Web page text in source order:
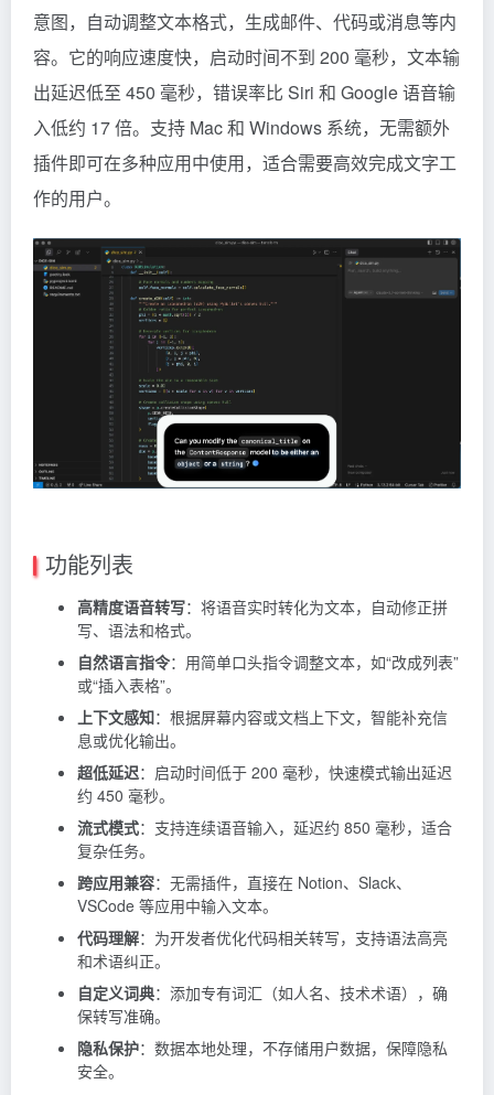
意图，自动调整文本格式，生成邮件、代码或消息等内
容。它的响应速度快，启动时间不到 200 毫秒，文本输
出延迟低至 450 毫秒，错误率比 Siri 和 Google 语音输
入低约 17 倍。支持 Mac 和 Windows 系统，无需额外
插件即可在多种应用中使用，适合需要高效完成文字工
作的用户。
功能列表
高精度语音转写：将语音实时转化为文本，自动修正拼
写、语法和格式。
自然语言指令：用简单口头指令调整文本，如“改成列表”
或“插入表格”。
上下文感知：根据屏幕内容或文档上下文，智能补充信
息或优化输出。
超低延迟：启动时间低于 200 毫秒，快速模式输出延迟
约 450 毫秒。
流式模式：支持连续语音输入，延迟约 850 毫秒，适合
复杂任务。
跨应用兼容：无需插件，直接在 Notion、Slack、
VSCode 等应用中输入文本。
代码理解：为开发者优化代码相关转写，支持语法高亮
和术语纠正。
自定义词典：添加专有词汇（如人名、技术术语），确
保转写准确。
隐私保护：数据本地处理，不存储用户数据，保障隐私
安全。